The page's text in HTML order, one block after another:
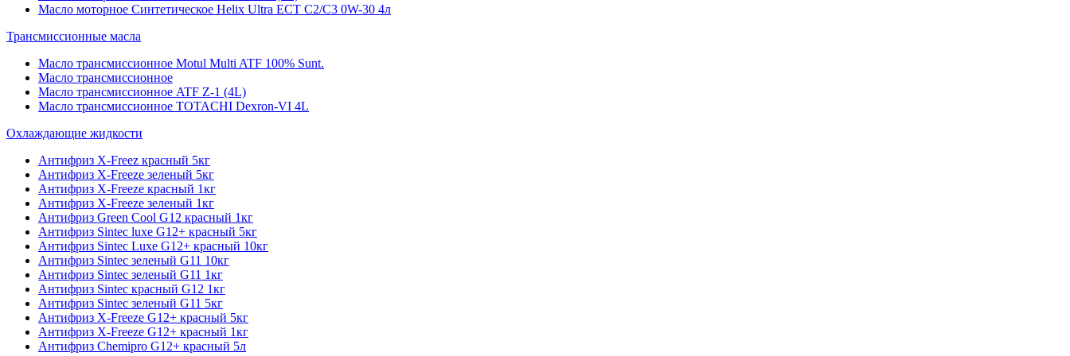
Масло моторное Синтетическое Helix Ultra ECT C2/C3 0W-30 4л
Трансмиссионные масла
Масло трансмиссионное Motul Multi ATF 100% Sunt.
Масло трансмиссионное
Масло трансмиссионное ATF Z-1 (4L)
Масло трансмиссионное TOTACHI Dexron-VI 4L
Охлаждающие жидкости
Антифриз X-Freez красный 5кг
Антифриз X-Freeze зеленый 5кг
Антифриз X-Freeze красный 1кг
Антифриз X-Freeze зеленый 1кг
Антифриз Green Cool G12 красный 1кг
Антифриз Sintec luxe G12+ красный 5кг
Антифриз Sintec Luxe G12+ красный 10кг
Антифриз Sintec зеленый G11 10кг
Антифриз Sintec зеленый G11 1кг
Антифриз Sintec красный G12 1кг
Антифриз Sintec зеленый G11 5кг
Антифриз X-Freeze G12+ красный 5кг
Антифриз X-Freeze G12+ красный 1кг
Антифриз Chemipro G12+ красный 5л